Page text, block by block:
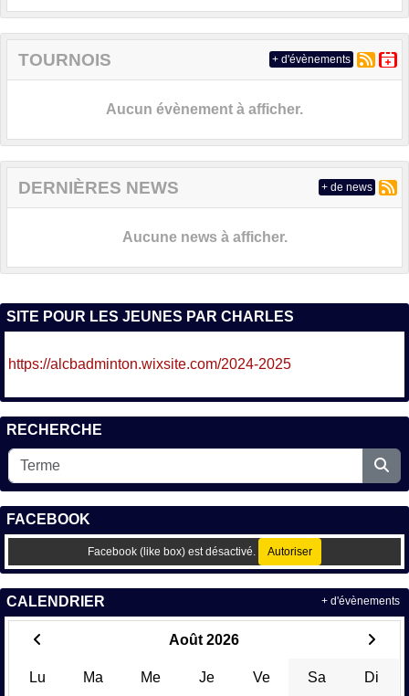
TOURNOIS
Aucun évènement à afficher.
+ d'évènements
DERNIÈRES NEWS
Aucune news à afficher.
+ de news
SITE POUR LES JEUNES PAR CHARLES
https://alcbadminton.wixsite.com/2024-2025
RECHERCHE
FACEBOOK
Facebook (like box) est désactivé. Autoriser
CALENDRIER
Août 2026
Lu Ma Me Je Ve Sa Di
+ d'évènements